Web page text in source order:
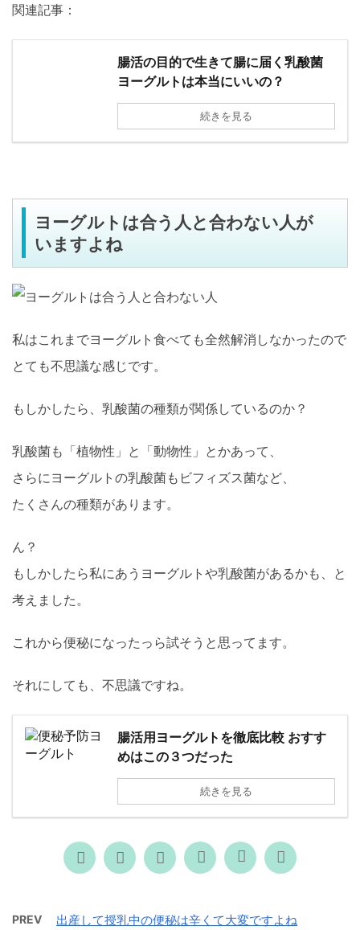
関連記事：
腸活の目的で生きて腸に届く乳酸菌
ヨーグルトは本当にいいの？
続きを見る
ヨーグルトは合う人と合わない人が
いますよね
私はこれまでヨーグルト食べても全然解消しなかったので
とても不思議な感じです。
もしかしたら、乳酸菌の種類が関係しているのか？
乳酸菌も「植物性」と「動物性」とかあって、
さらにヨーグルトの乳酸菌もビフィズス菌など、
たくさんの種類があります。
ん？
もしかしたら私にあうヨーグルトや乳酸菌があるかも、と
考えました。
これから便秘になったっら試そうと思ってます。
それにしても、不思議ですね。
腸活用ヨーグルトを徹底比較 おすす
めはこの３つだった
続きを見る
PREV 出産して授乳中の便秘は辛くて大変ですよね